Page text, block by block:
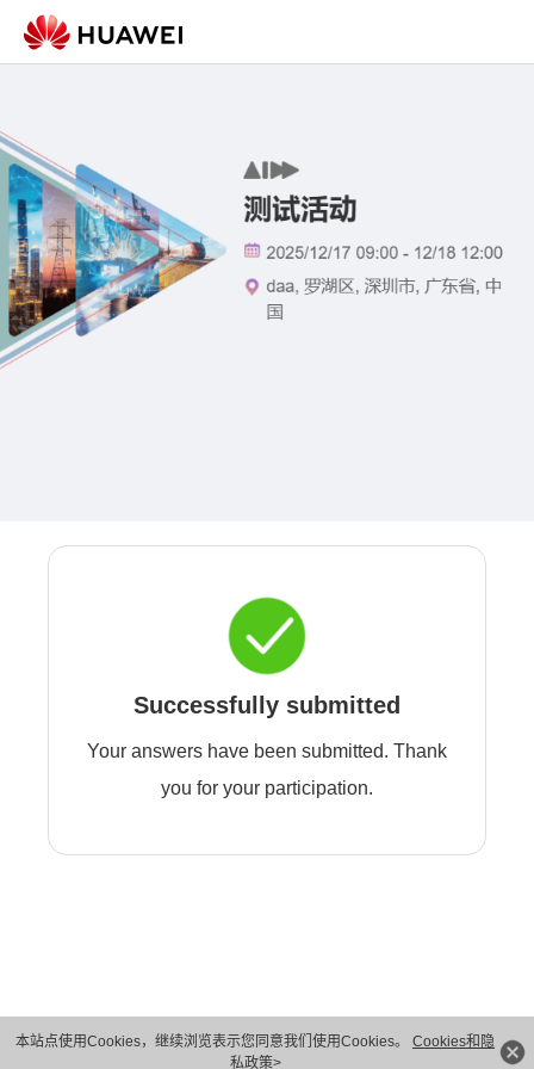
本站点使用Cookies，继续浏览表示您同意我们使用Cookies。 Cookies和隐
私政策>
Successfully submitted
Your answers have been submitted. Thank
you for your participation.
版权所有 © 华为技术有限公司 1998-2026。 保留一切权利。粤A2-20044005号